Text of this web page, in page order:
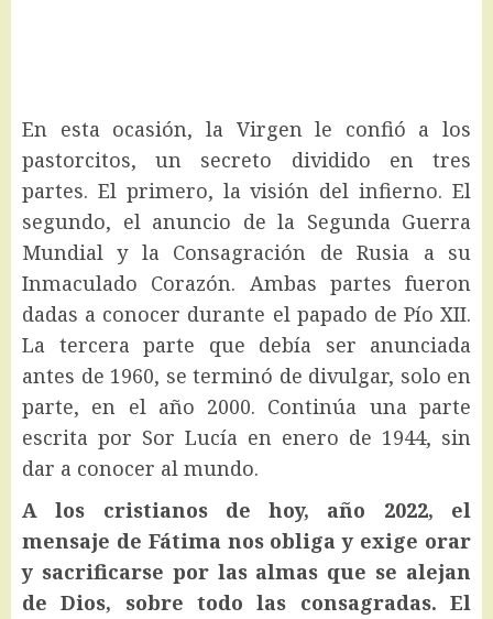
En esta ocasión, la Virgen le confió a los
pastorcitos, un secreto dividido en tres
partes. El primero, la visión del infierno. El
segundo, el anuncio de la Segunda Guerra
Mundial y la Consagración de Rusia a su
Inmaculado Corazón. Ambas partes fueron
dadas a conocer durante el papado de Pío XII.
La tercera parte que debía ser anunciada
antes de 1960, se terminó de divulgar, solo en
parte, en el año 2000. Continúa una parte
escrita por Sor Lucía en enero de 1944, sin
dar a conocer al mundo.
A los cristianos de hoy, año 2022, el
mensaje de Fátima nos obliga y exige orar
y sacrificarse por las almas que se alejan
de Dios, sobre todo las consagradas. El